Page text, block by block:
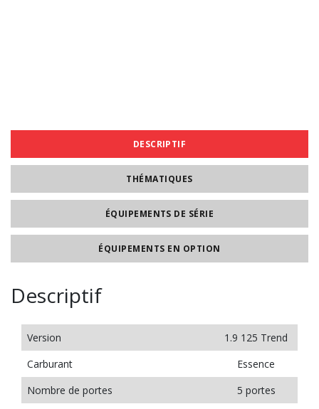
DESCRIPTIF
THÉMATIQUES
ÉQUIPEMENTS DE SÉRIE
ÉQUIPEMENTS EN OPTION
Descriptif
Version
1.9 125 Trend
Carburant
Essence
Nombre de portes
5 portes